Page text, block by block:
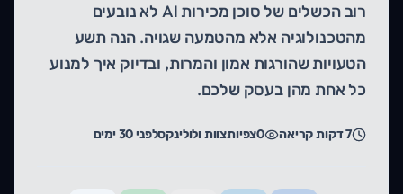
רוב הכשלים של סוכן מכירות AI לא נובעים
מהטכנולוגיה אלא מהטמעה שגויה. הנה תשע
הטעויות שהורגות אמון והמרות, ובדיוק איך למנוע
כל אחת מהן בעסק שלכם.
7דקות קריאה 0צפיותצוות ולולינקסלפני 30 ימים